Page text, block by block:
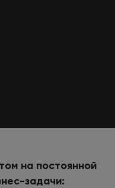
на постоянной
задачи: